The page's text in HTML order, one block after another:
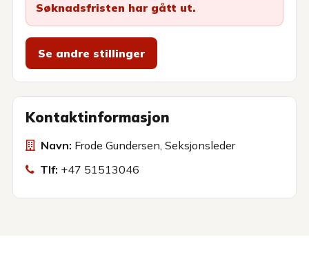
Søknadsfristen har gått ut.
Se andre stillinger
Kontaktinformasjon
Navn: Frode Gundersen, Seksjonsleder
Tlf: +47 51513046